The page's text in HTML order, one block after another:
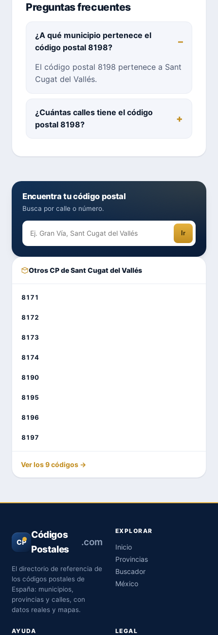
Preguntas frecuentes
¿A qué municipio pertenece el
código postal 8198?
El código postal 8198 pertenece a Sant
Cugat del Vallés.
¿Cuántas calles tiene el código
postal 8198?
Encuentra tu código postal
Busca por calle o número.
Ir
Otros CP de Sant Cugat del Vallés
8171
8172
8173
8174
8190
8195
8196
8197
Ver los 9 códigos →
CP
Códigos
Postales
.com
El directorio de referencia de
los códigos postales de
España: municipios,
provincias y calles, con
datos reales y mapas.
EXPLORAR
Inicio
Provincias
Buscador
México
AYUDA LEGAL